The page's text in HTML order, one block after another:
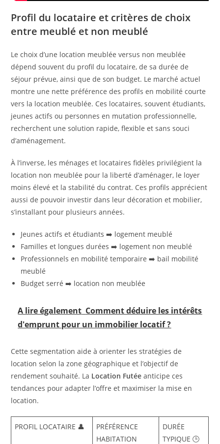
Profil du locataire et critères de choix
entre meublé et non meublé
Le choix d’une location meublée versus non meublée
dépend souvent du profil du locataire, de sa durée de
séjour prévue, ainsi que de son budget. Le marché actuel
montre une nette préférence des profils en mobilité courte
vers la location meublée. Ces locataires, souvent étudiants,
jeunes actifs ou personnes en mutation professionnelle,
recherchent une solution rapide, flexible et sans souci
d’aménagement.
À l’inverse, les ménages et locataires fidèles privilégient la
location non meublée pour la liberté d’aménager, le loyer
moins élevé et la stabilité du contrat. Ces profils apprécient
aussi de pouvoir investir dans leur décoration et mobilier,
s’installant pour plusieurs années.
Jeunes actifs et étudiants ➡️ logement meublé
Familles et longues durées ➡️ logement non meublé
Professionnels en mobilité temporaire ➡️ bail mobilité
meublé
Budget serré ➡️ location non meublée
A lire également Comment déduire les intérêts
d'emprunt pour un immobilier locatif ?
Cette segmentation aide à orienter les stratégies de
location selon la zone géographique et l’objectif de
rendement souhaité. La Location Futée anticipe ces
tendances pour adapter l’offre et maximiser la mise en
location.
PROFIL LOCATAIRE 👤
PRÉFÉRENCE
HABITATION
DURÉE
TYPIQUE 🕒